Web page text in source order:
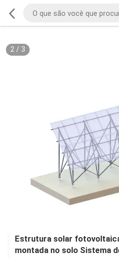
2/ 3
Estrutura solar
montada no solo Sistema